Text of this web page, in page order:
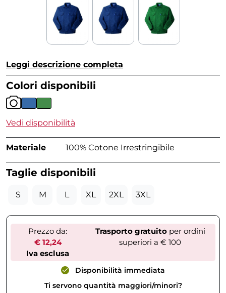
Leggi descrizione completa
Colori disponibili
Vedi disponibilità
Materiale 100% Cotone Irrestringibile
Taglie disponibili
S M L XL 2XL 3XL
Prezzo da:
€ 12,24
Iva esclusa
Trasporto gratuitoper ordini
superiori a € 100
Disponibilità immediata
Ti servono quantità maggiori/minori?